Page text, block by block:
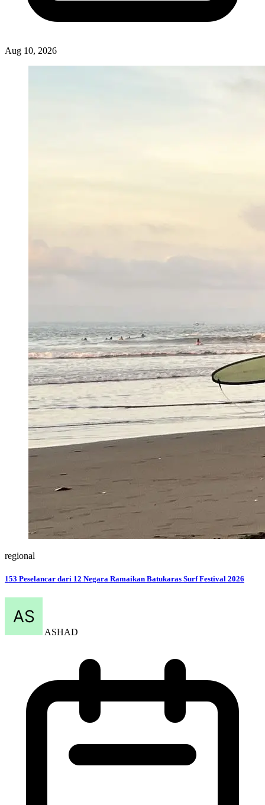
Aug 10, 2026
regional
153 Peselancar dari 12 Negara Ramaikan Batukaras Surf Festival 2026
ASHAD